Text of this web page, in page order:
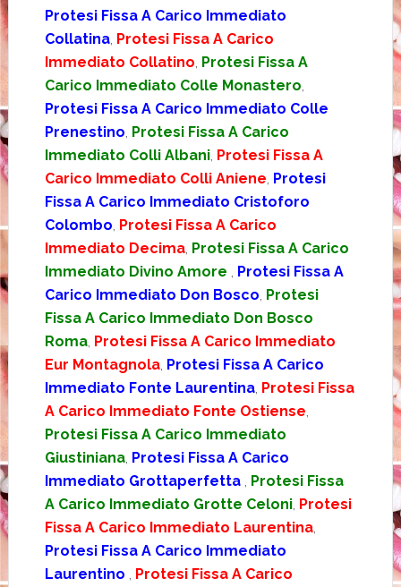
Protesi Fissa A Carico Immediato
Collatina, Protesi Fissa A Carico
Immediato Collatino Protesi Fissa A
Carico Immediato Colle Monastero
Protesi Fissa A Carico Immediato Colle
Prenestino Protesi Fissa A Carico
Immediato Colli Albani, Protesi Fissa A
Carico Immediato Colli Aniene Protesi
Fissa A Carico Immediato Cristoforo
Colombo Protesi Fissa A Carico
Immediato Decima, Protesi Fissa A Carico
Immediato Divino Amore
Protesi Fissa A
Carico Immediato Don Bosco Protesi
Fissa A Carico Immediato Don Bosco
Roma, Protesi Fissa A Carico Immediato
Eur Montagnola, Protesi Fissa A Carico
Immediato Fonte Laurentina, Protesi Fissa
A Carico Immediato Fonte Ostiense
Protesi Fissa A Carico Immediato
Giustiniana, Protesi Fissa A Carico
Immediato Grottaperfetta
Protesi Fissa
A Carico Immediato Grotte Celoni, Protesi
Fissa A Carico Immediato Laurentina,
Protesi Fissa A Carico Immediato
Laurentino
Protesi Fissa A Carico